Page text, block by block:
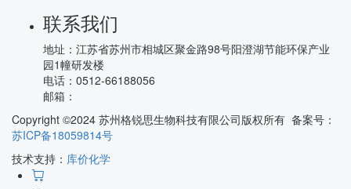
联系我们
地址： 江苏省苏州市相城区聚金路98号阳澄湖节能环保产业
园1幢研发楼
电话： 0512-66188056
邮箱：
Copyright ©2024 苏州格锐思生物科技有限公司版权所有 备案号：
苏ICP备18059814号
技术支持： 库价化学